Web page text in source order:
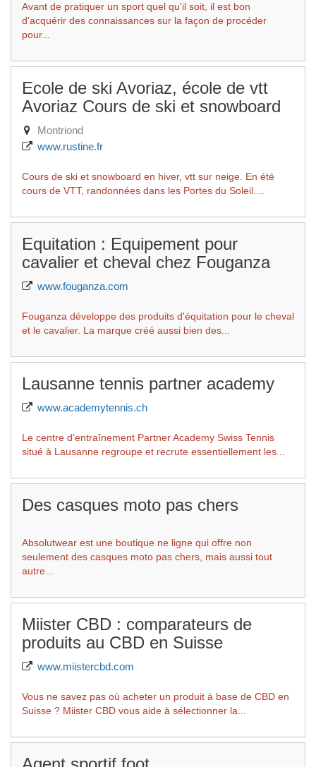
Avant de pratiquer un sport quel qu'il soit, il est bon
d'acquérir des connaissances sur la façon de procéder
pour...
Ecole de ski Avoriaz, école de vtt
Avoriaz Cours de ski et snowboard
Montriond
www.rustine.fr
Cours de ski et snowboard en hiver, vtt sur neige. En été
cours de VTT, randonnées dans les Portes du Soleil....
Equitation : Equipement pour
cavalier et cheval chez Fouganza
www.fouganza.com
Fouganza développe des produits d'équitation pour le cheval
et le cavalier. La marque créé aussi bien des...
Lausanne tennis partner academy
www.academytennis.ch
Le centre d'entraînement Partner Academy Swiss Tennis
situé à Lausanne regroupe et recrute essentiellement les...
Des casques moto pas chers
Absolutwear est une boutique ne ligne qui offre non
seulement des casques moto pas chers, mais aussi tout
autre...
Miister CBD : comparateurs de
produits au CBD en Suisse
www.miistercbd.com
Vous ne savez pas où acheter un produit à base de CBD en
Suisse ? Miister CBD vous aide à sélectionner la...